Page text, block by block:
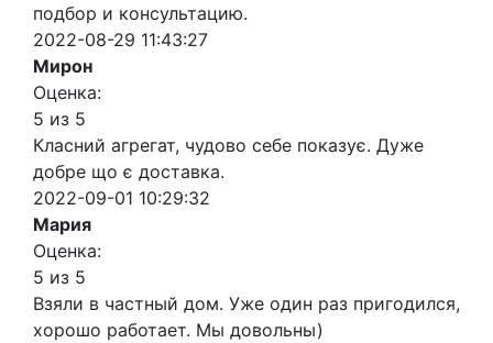
подбор и консультацию.
2022-08-29 11:43:27
Мирон
Оценка:
5 из 5
Класний агрегат, чудово себе показує. Дуже
добре що є доставка.
2022-09-01 10:29:32
Мария
Оценка:
5 из 5
Взяли в частный дом. Уже один раз пригодился,
хорошо работает. Мы довольны)